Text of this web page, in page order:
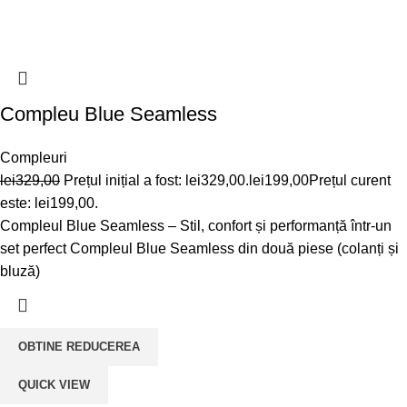
Compleu Blue Seamless
Compleuri
lei329,00 Prețul inițial a fost: lei329,00. lei199,00Prețul curent
este: lei199,00.
Compleul Blue Seamless – Stil, confort și performanță într-un
set perfect Compleul Blue Seamless din două piese (colanți și
bluză)
OBTINE REDUCEREA
QUICK VIEW